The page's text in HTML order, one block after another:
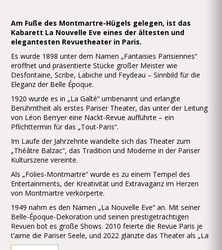
Am Fuße des Montmartre-Hügels gelegen, ist das
Kabarett La Nouvelle Eve eines der ältesten und
elegantesten Revuetheater in Paris.
Es wurde 1898 unter dem Namen „Fantaisies Parisiennes“
eröffnet und präsentierte Stücke großer Meister wie
Desfontaine, Scribe, Labiche und Feydeau – Sinnbild für die
Eleganz der Belle Époque.
1920 wurde es in „La Gaîté“ umbenannt und erlangte
Berühmtheit als erstes Pariser Theater, das unter der Leitung
von Léon Berryer eine Nackt-Revue aufführte – ein
Pflichttermin für das „Tout-Paris“.
Im Laufe der Jahrzehnte wandelte sich das Theater zum
„Théâtre Balzac“, das Tradition und Moderne in der Pariser
Kulturszene vereinte.
Als „Folies-Montmartre“ wurde es zu einem Tempel des
Entertainments, der Kreativität und Extravaganz im Herzen
von Montmartre verkörperte.
1949 nahm es den Namen „La Nouvelle Eve“ an. Mit seiner
Belle-Époque-Dekoration und seinen prestigeträchtigen
Revuen bot es große Shows. 2010 feierte die Revue Paris je
t’aime die Pariser Seele, und 2022 glänzte das Theater als „La
Trompette Bleue“ in der Serie Emily in Paris.